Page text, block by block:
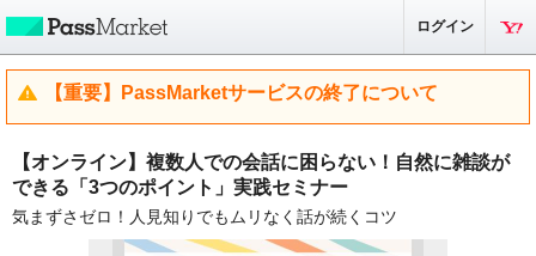
ログイン
【重要】PassMarketサービスの終了について
【オンライン】複数人での会話に困らない！自然に雑談が
できる「3つのポイント」実践セミナー
気まずさゼロ！人見知りでもムリなく話が続くコツ